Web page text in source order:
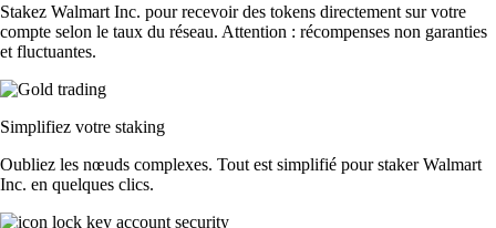
Stakez Walmart Inc. pour recevoir des tokens directement sur votre
compte selon le taux du réseau. Attention : récompenses non garanties
et fluctuantes.
Simplifiez votre staking
Oubliez les nœuds complexes. Tout est simplifié pour staker Walmart
Inc. en quelques clics.